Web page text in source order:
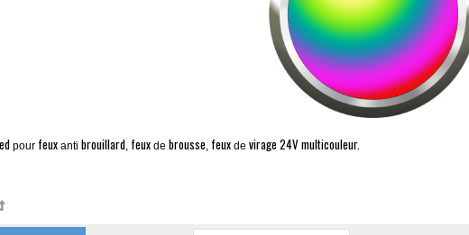
pour feuxanti brouillard feuxde brousse feuxde virage 24V multicouleur.